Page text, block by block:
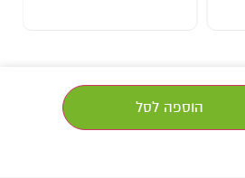
הוספה לסל